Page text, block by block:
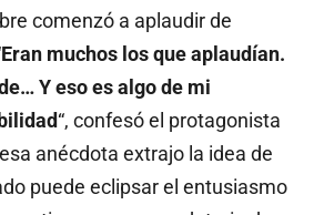
comenzó a aplaudir de
Eran muchos los que aplaudían.
Y eso es algo de mi
“, confesó el protagonista
anécdota extrajo la idea de
puede eclipsar el entusiasmo